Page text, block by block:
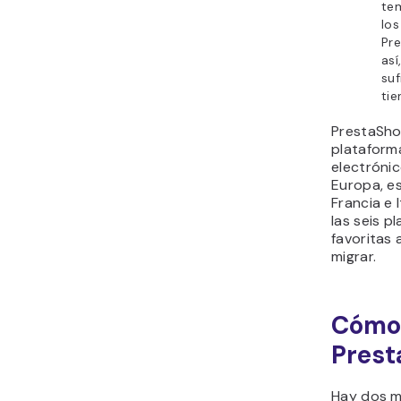
Europa,
Francia e
las seis
favoritas
migrar.
Hay dos